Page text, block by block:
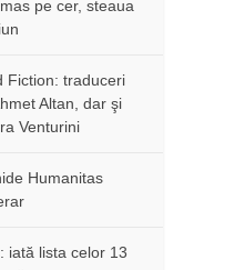
pe cer, steaua
Fiction: traduceri
Altan, dar şi
Venturini
Humanitas
iată lista celor 13